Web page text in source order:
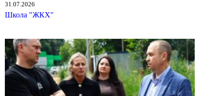
31.07.2026
Школа "ЖКХ"